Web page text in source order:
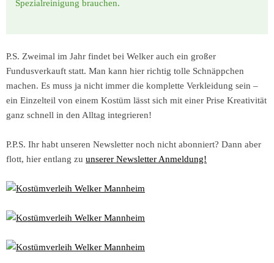
Spezialreinigung brauchen.
P.S. Zweimal im Jahr findet bei Welker auch ein großer
Fundusverkauft statt. Man kann hier richtig tolle Schnäppchen
machen. Es muss ja nicht immer die komplette Verkleidung sein –
ein Einzelteil von einem Kostüm lässt sich mit einer Prise Kreativität
ganz schnell in den Alltag integrieren!
P.P.S. Ihr habt unseren Newsletter noch nicht abonniert? Dann aber
flott, hier entlang zu unserer Newsletter Anmeldung!